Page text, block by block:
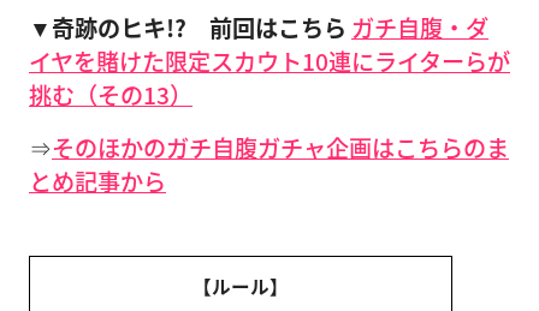
▼奇跡のヒキ!? 前回はこちら ガチ自腹・ダ
イヤを賭けた限定スカウト10連にライターらが
挑む（その13）
⇒そのほかのガチ自腹ガチャ企画はこちらのま
とめ記事から
【ルール】